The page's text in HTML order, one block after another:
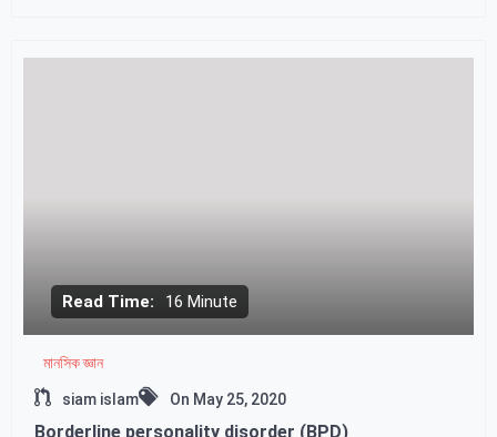
Read Time: 16 Minute
মানসিক জ্ঞান
siam islam On May 25, 2020
Borderline personality disorder (BPD)